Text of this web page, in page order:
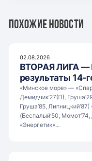
Похожие новости
02.08.2026
ВТОРАЯ ЛИГА —
результаты 14-
«Минское море» —
Демидчик’27(П),
Груша’85,
(Беспалый’50,
«Энергетик»...